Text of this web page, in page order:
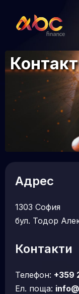
съдържанието
Адрес
1303 София
бул. Тодор
Контакти
Телефон: +359
Ел. поща: